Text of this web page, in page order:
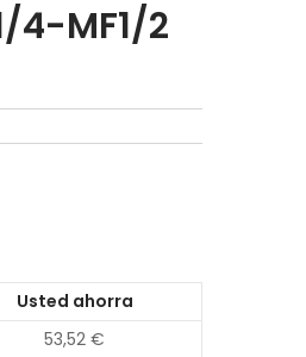
4-MF1/2
Usted ahorra
53,52 €